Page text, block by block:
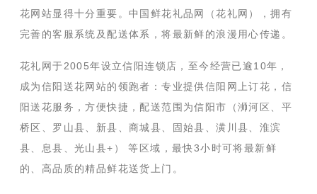
花网站显得十分重要。中国鲜花礼品网（花礼网），拥有
完善的客服系统及配送体系，将最新鲜的浪漫用心传递。
花礼网于2005年设立信阳连锁店，至今经营已逾10年，
成为信阳送花网站的领跑者：专业提供信阳网上订花，信
阳送花服务，方便快捷，配送范围为信阳市（浉河区、平
桥区、罗山县、新县、商城县、固始县、潢川县、淮滨
县、息县、光山县+） 等区域，最快3小时可将最新鲜
的、高品质的精品鲜花送货上门。